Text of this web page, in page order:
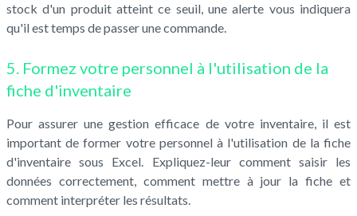
stock d'un produit atteint ce seuil, une alerte vous indiquera
qu'il est temps de passer une commande.
5. Formez votre personnel à l'utilisation de la
fiche d'inventaire
Pour assurer une gestion efficace de votre inventaire, il est
important de former votre personnel à l'utilisation de la fiche
d'inventaire sous Excel. Expliquez-leur comment saisir les
données correctement, comment mettre à jour la fiche et
comment interpréter les résultats.